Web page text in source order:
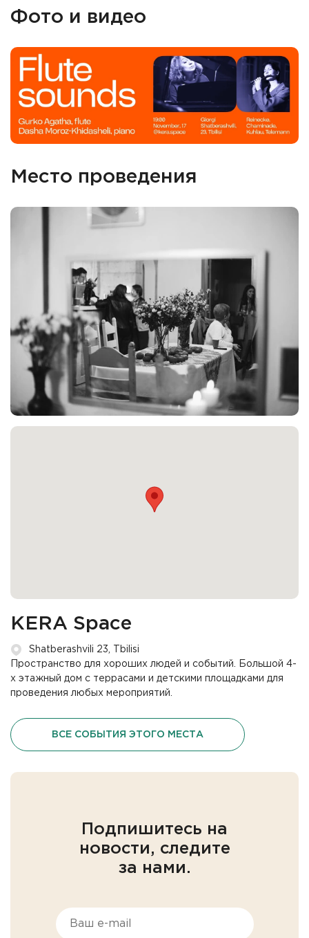
Фото и видео
Место проведения
KERA Space
Shatberashvili 23, Tbilisi
Пространство для хороших людей и событий. Большой 4-
х этажный дом с террасами и детскими площадками для
проведения любых мероприятий.
ВСЕ СОБЫТИЯ ЭТОГО МЕСТА
Подпишитесь на
новости, следите
за нами.